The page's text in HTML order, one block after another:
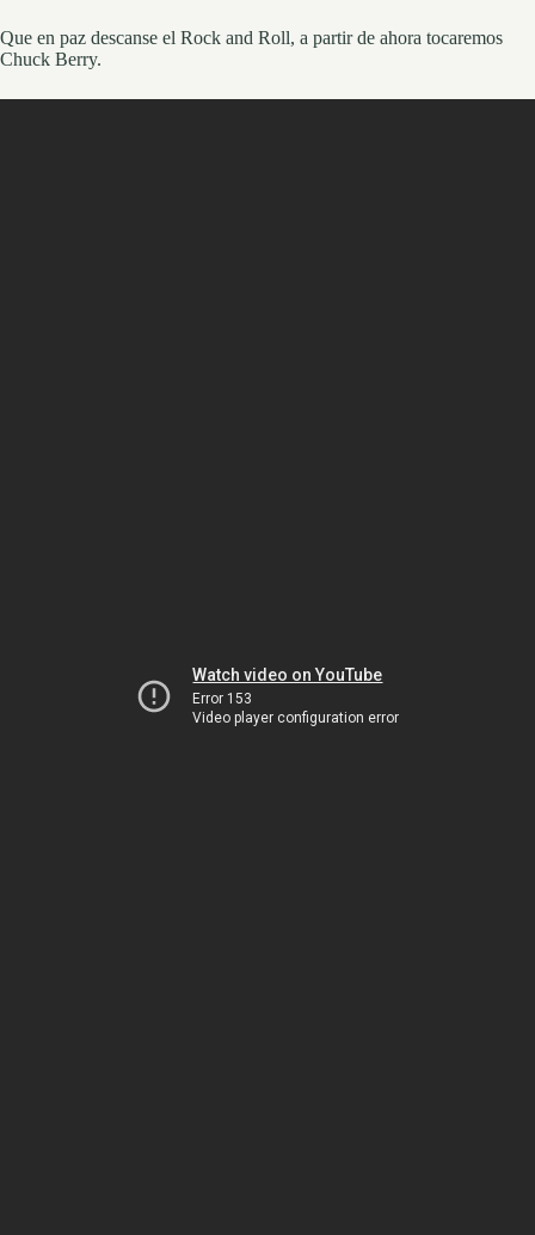
Que en paz descanse el Rock and Roll, a partir de ahora tocaremos
Chuck Berry.